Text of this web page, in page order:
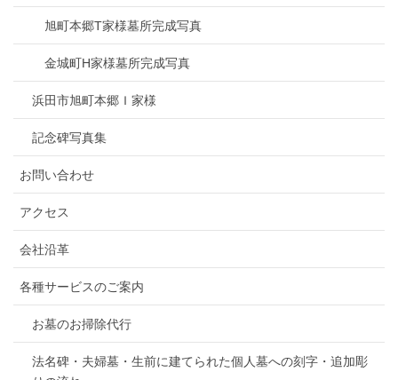
旭町本郷T家様墓所完成写真
金城町H家様墓所完成写真
浜田市旭町本郷Ｉ家様
記念碑写真集
お問い合わせ
アクセス
会社沿革
各種サービスのご案内
お墓のお掃除代行
法名碑・夫婦墓・生前に建てられた個人墓への刻字・追加彫